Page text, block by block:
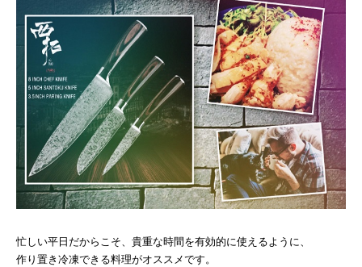
忙しい平日だからこそ、貴重な時間を有効的に使えるように、
作り置き冷凍できる料理がオススメです。